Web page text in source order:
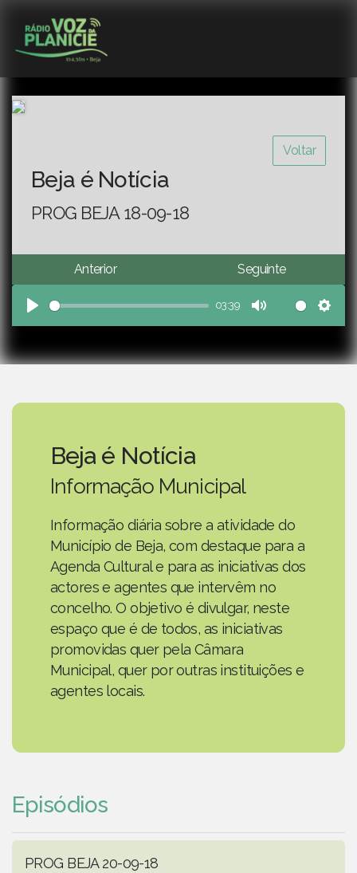
Voltar
Beja é Notícia
PROG BEJA 18-09-18
Anterior Seguinte
Play
03:39
Mute
Beja é Notícia
Informação Municipal
Informação diária sobre a atividade do
Município de Beja, com destaque para a
Agenda Cultural e para as iniciativas dos
actores e agentes que intervêm no
concelho. O objetivo é divulgar, neste
espaço que é de todos, as iniciativas
promovidas quer pela Câmara
Municipal, quer por outras instituições e
agentes locais.
Episódios
PROG BEJA 20-09-18